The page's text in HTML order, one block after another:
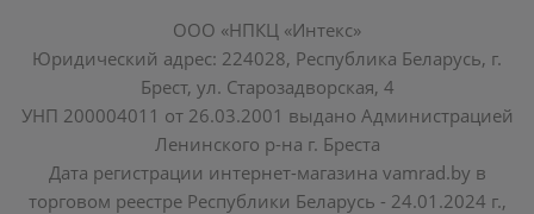
ООО «НПКЦ «Интекс»
Юридический адрес: 224028, Республика Беларусь, г.
Брест, ул. Старозадворская, 4
УНП 200004011 от 26.03.2001 выдано Администрацией
Ленинского р-на г. Бреста
Дата регистрации интернет-магазина vamrad.by в
торговом реестре Республики Беларусь - 24.01.2024 г.,